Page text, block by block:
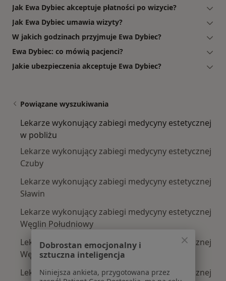
Jak Ewa Dybiec akceptuje płatności po wizycie?
Jak Ewa Dybiec umawia wizyty?
W jakich godzinach przyjmuje Ewa Dybiec?
Ewa Dybiec: co mówią pacjenci?
Jakie ubezpieczenia akceptuje Ewa Dybiec?
Powiązane wyszukiwania
Lekarze wykonujący zabiegi medycyny estetycznej
w pobliżu
Lekarze wykonujący zabiegi medycyny estetycznej
Czuby
Lekarze wykonujący zabiegi medycyny estetycznej
Sławin
Lekarze wykonujący zabiegi medycyny estetycznej
Węglin Południowy
Lekarze wykonujący zabiegi medycyny estetycznej
Węglin-Południe
Lekarze wykonujący zabiegi medycyny estetycznej
Dobrostan emocjonalny i
sztuczna inteligencja
Niniejsza ankieta, przygotowana przez